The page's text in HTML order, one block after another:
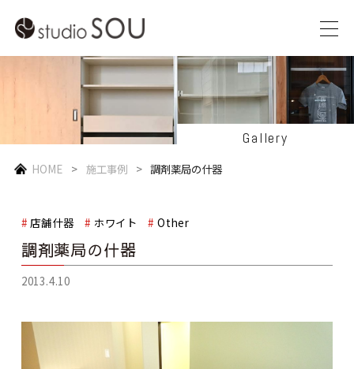
Gallery
HOME 施工事例 調剤薬局の什器
店舗什器 ホワイト Other
調剤薬局の什器
2013.4.10